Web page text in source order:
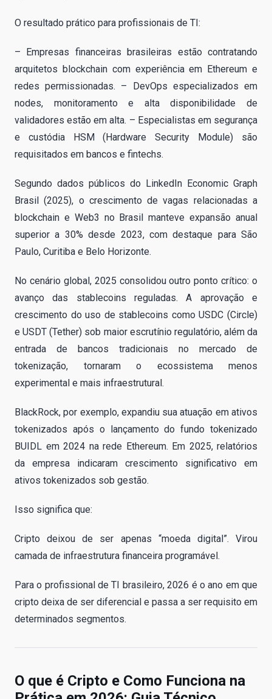
O resultado prático para profissionais de TI:
– Empresas financeiras brasileiras estão contratando
arquitetos blockchain com experiência em Ethereum e
redes permissionadas. – DevOps especializados em
nodes, monitoramento e alta disponibilidade de
validadores estão em alta. – Especialistas em segurança
e custódia HSM (Hardware Security Module) são
requisitados em bancos e fintechs.
Segundo dados públicos do LinkedIn Economic Graph
Brasil (2025), o crescimento de vagas relacionadas a
blockchain e Web3 no Brasil manteve expansão anual
superior a 30% desde 2023, com destaque para São
Paulo, Curitiba e Belo Horizonte.
No cenário global, 2025 consolidou outro ponto crítico: o
avanço das stablecoins reguladas. A aprovação e
crescimento do uso de stablecoins como USDC (Circle)
e USDT (Tether) sob maior escrutínio regulatório, além da
entrada de bancos tradicionais no mercado de
tokenização, tornaram o ecossistema menos
experimental e mais infraestrutural.
BlackRock, por exemplo, expandiu sua atuação em ativos
tokenizados após o lançamento do fundo tokenizado
BUIDL em 2024 na rede Ethereum. Em 2025, relatórios
da empresa indicaram crescimento significativo em
ativos tokenizados sob gestão.
Isso significa que:
Cripto deixou de ser apenas “moeda digital”. Virou
camada de infraestrutura financeira programável.
Para o profissional de TI brasileiro, 2026 é o ano em que
cripto deixa de ser diferencial e passa a ser requisito em
determinados segmentos.
O que é Cripto e Como Funciona na